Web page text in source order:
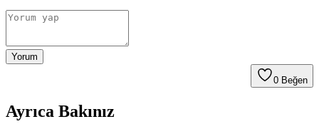
Yorum
0 Beğen
Ayrıca Bakınız